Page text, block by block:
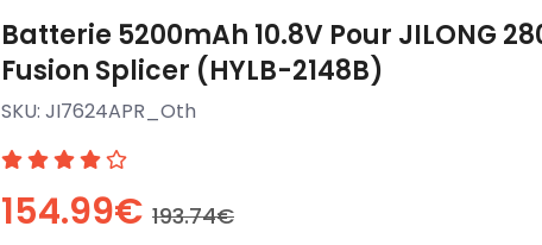
Batterie 5200mAh 10.8V Pour JILONG
Fusion Splicer (HYLB-2148B)
SKU: JI7624APR_Oth
154.99€ 193.74€